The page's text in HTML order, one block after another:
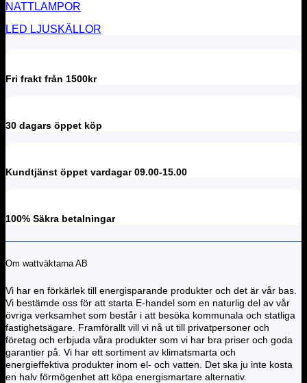
NATTLAMPOR
LED LJUSKÄLLOR
Fri frakt från 1500kr
30 dagars öppet köp
Kundtjänst öppet vardagar 09.00-15.00
100% Säkra betalningar
Om wattväktarna AB
Vi har en förkärlek till energisparande produkter och det är vår bas.
Vi bestämde oss för att starta E-handel som en naturlig del av vår
övriga verksamhet som består i att besöka kommunala och statliga
fastighetsägare. Framförallt vill vi nå ut till privatpersoner och
företag och erbjuda våra produkter som vi har bra priser och goda
garantier på. Vi har ett sortiment av klimatsmarta och
energieffektiva produkter inom el- och vatten. Det ska ju inte kosta
en halv förmögenhet att köpa energismartare alternativ.